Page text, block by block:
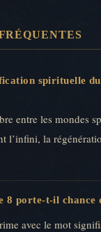
spirituelle
entre les mondes
l’infini, la
8 porte-t-il chance
avec le mot